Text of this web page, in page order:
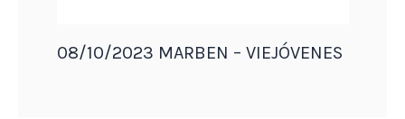
08/10/2023 MARBEN – VIEJÓVENES